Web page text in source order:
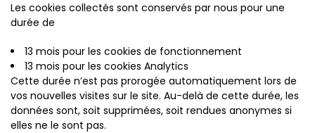
Les cookies collectés sont conservés par nous pour une
durée de
13 mois pour les cookies de fonctionnement
13 mois pour les cookies Analytics
Cette durée n’est pas prorogée automatiquement lors de
vos nouvelles visites sur le site. Au-delà de cette durée, les
données sont, soit supprimées, soit rendues anonymes si
elles ne le sont pas.